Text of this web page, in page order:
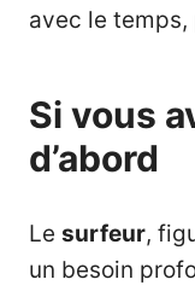
avec le
Si vous
d’abord
Le surfeur,
un besoin